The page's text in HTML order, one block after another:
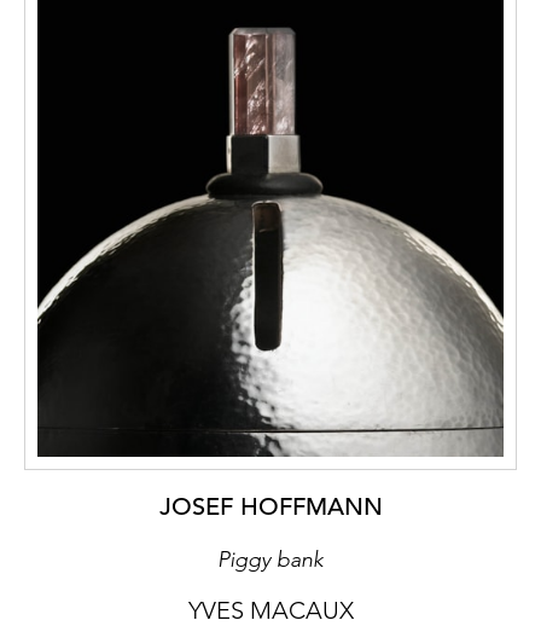
JOSEF HOFFMANN
Piggy bank
YVES MACAUX